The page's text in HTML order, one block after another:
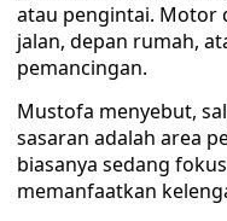
atau pengintai. Motor
jalan, depan rumah,
pemancingan.
Mustofa menyebut,
sasaran adalah area
biasanya sedang
memanfaatkan